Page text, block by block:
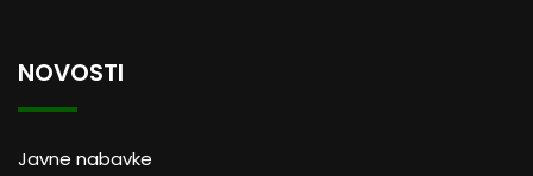
NOVOSTI
Javne nabavke